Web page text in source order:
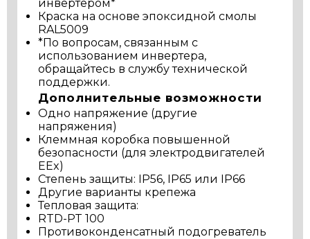
инвертером*
Краска на основе эпоксидной смолы
RAL5009
*По вопросам, связанным с
использованием инвертера,
обращайтесь в службу технической
поддержки.
Дополнительные возможности
Одно напряжение (другие
напряжения)
Клеммная коробка повышенной
безопасности (для электродвигателей
EEx)
Степень защиты: IP56, IP65 или IP66
Другие варианты крепежа
Тепловая защита:
RTD-PT 100
Противоконденсатный подогреватель